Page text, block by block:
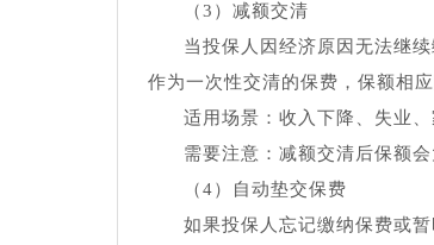
（3）减额交清
当投保人因经济原因无法继
作为一次性交清的保费，保额相
适用场景：收入下降、失业
需要注意：减额交清后保额
（4）自动垫交保费
如果投保人忘记缴纳保费或